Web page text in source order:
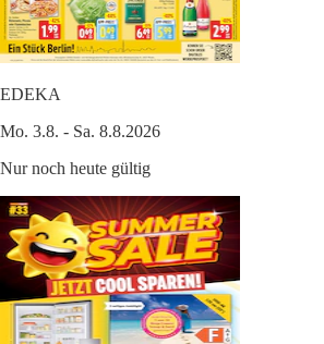
EDEKA
Mo. 3.8. - Sa. 8.8.2026
Nur noch heute gültig